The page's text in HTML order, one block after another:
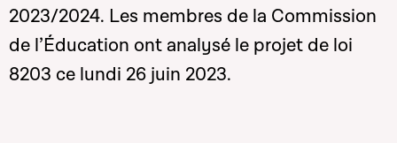
2023/2024. Les membres de la Commission
de l’Éducation ont analysé le projet de loi
8203 ce lundi 26 juin 2023.